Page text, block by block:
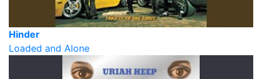
Hinder
Loaded and Alone